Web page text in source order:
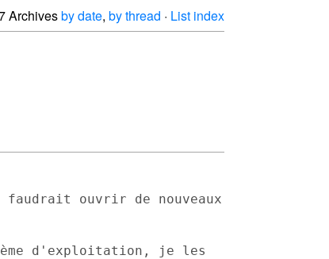
Archivesby date, by thread · List index
ouvrir de nouveaux
d'exploitation, je les